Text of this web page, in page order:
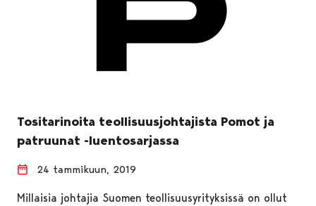
Tositarinoita teollisuusjohtajista Pomot ja
patruunat -luentosarjassa
24 tammikuun, 2019
Millaisia johtajia Suomen teollisuusyrityksissä on ollut